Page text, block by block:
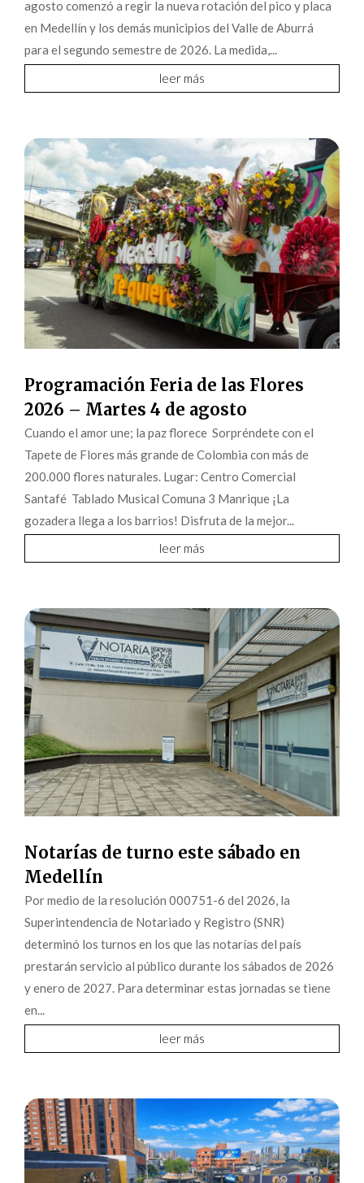
agosto comenzó a regir la nueva rotación del pico y placa
en Medellín y los demás municipios del Valle de Aburrá
para el segundo semestre de 2026. La medida,...
leer más
Programación Feria de las Flores
2026 – Martes 4 de agosto
Cuando el amor une; la paz florece Sorpréndete con el
Tapete de Flores más grande de Colombia con más de
200.000 flores naturales. Lugar: Centro Comercial
Santafé Tablado Musical Comuna 3 Manrique ¡La
gozadera llega a los barrios! Disfruta de la mejor...
leer más
Notarías de turno este sábado en
Medellín
Por medio de la resolución 000751-6 del 2026, la
Superintendencia de Notariado y Registro (SNR)
determinó los turnos en los que las notarías del país
prestarán servicio al público durante los sábados de 2026
y enero de 2027. Para determinar estas jornadas se tiene
en...
leer más